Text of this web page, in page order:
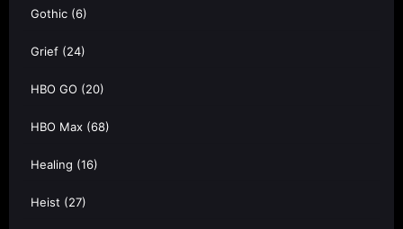
Gothic (6)
Grief (24)
HBO GO (20)
HBO Max (68)
Healing (16)
Heist (27)